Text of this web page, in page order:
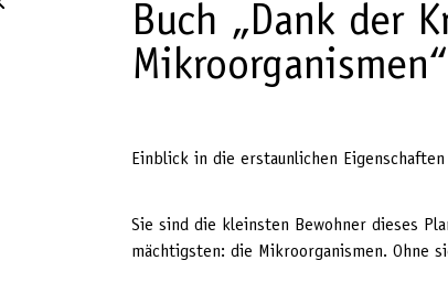
Buch „Dank der
Mikroorganismen“
Einblick in die erstaunlichen
Sie sind die kleinsten Bewohner dieses
mächtigsten: die Mikroorganismen. Ohne